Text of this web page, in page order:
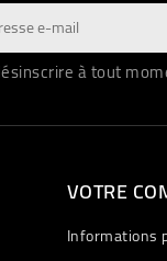
à tout
VOTRE
Informations